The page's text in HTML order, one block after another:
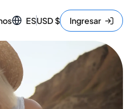
ESUSD$ Ingresar